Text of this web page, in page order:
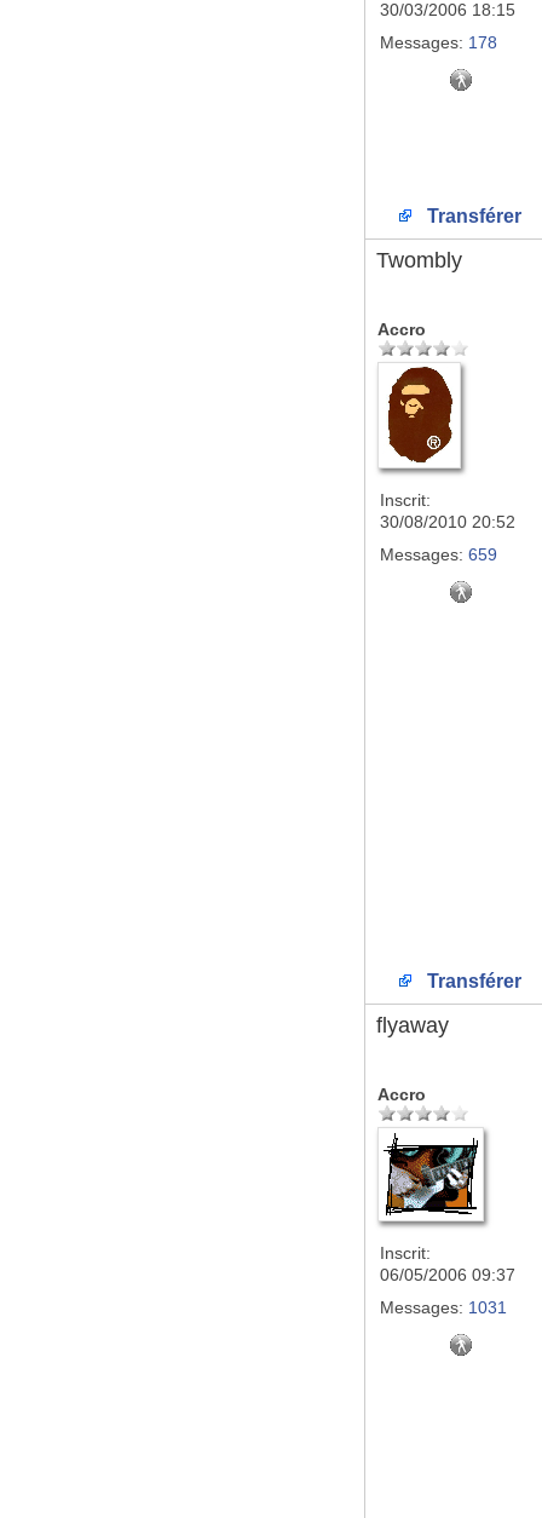
30/03/2006 18:15
Messages: 178
Transférer
Twombly
Accro
Inscrit:
30/08/2010 20:52
Messages: 659
Transférer
flyaway
Accro
Inscrit:
06/05/2006 09:37
Messages: 1031